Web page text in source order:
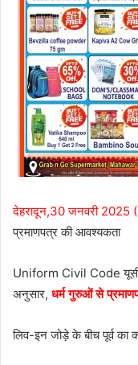
देहरादून,30 जनवरी 2025
प्रमाणपत्र की आवश्यकता
Uniform Civil Code
अनुसार, धर्म गुरुओं से
लिव-इन जोड़े के बीच पूर्व का